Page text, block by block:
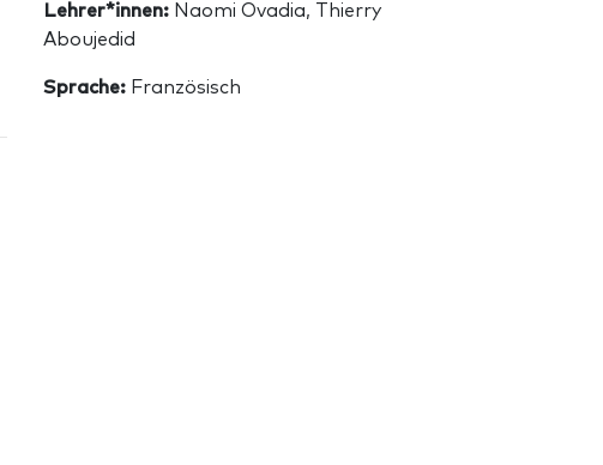
Lehrer*innen: Naomi Ovadia, Thierry
Aboujedid
Sprache: Französisch